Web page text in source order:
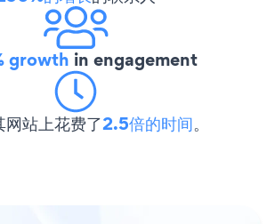
growth in engagement
站上花费了2.5倍的时间。